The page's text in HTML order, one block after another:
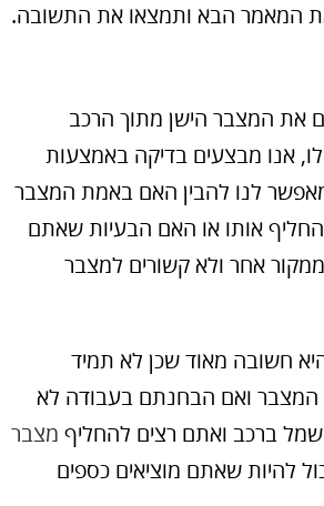
המאמר הבא ותמצאו את התשובה.
את המצבר הישן מתוך הרכב
אנו מבצעים בדיקה באמצעות
לנו להבין האם באמת המצבר
אותו או האם הבעיות שאתם
ממקור אחר ולא קשורים למצבר
חשובה מאוד שכן לא תמיד
ואם הבחנתם בעבודה לא
ברכב ואתם רצים להחליף מצבר
להיות שאתם מוציאים כספים